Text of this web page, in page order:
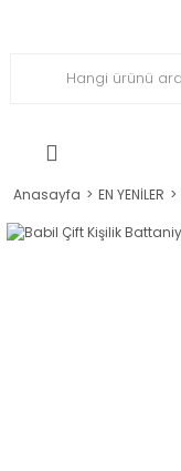
Anasayfa EN YENİLER